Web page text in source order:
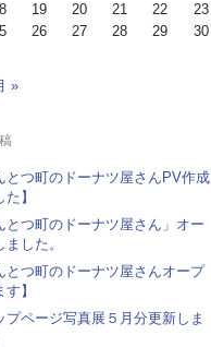
19 20 21 22
23
26 27 28 29
30
»
とつ町のドーナツ屋さんPV作成
】
とつ町のドーナツ屋さん」オー
ました。
とつ町のドーナツ屋さんオープ
】
プページ写真展５月分更新しま